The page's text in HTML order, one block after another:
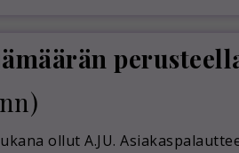
ollut A.JU.